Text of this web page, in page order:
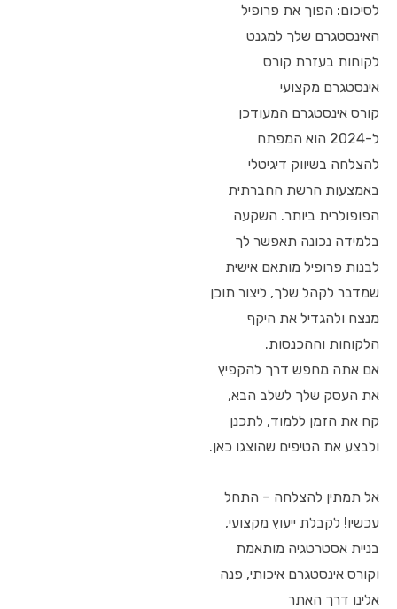
לסיכום: הפוך את פרופיל
האינסטגרם שלך למגנט
לקוחות בעזרת קורס
אינסטגרם מקצועי
קורס אינסטגרם המעודכן
ל-2024 הוא המפתח
להצלחה בשיווק דיגיטלי
באמצעות הרשת החברתית
הפופולרית ביותר. השקעה
בלמידה נכונה תאפשר לך
לבנות פרופיל מותאם אישית
שמדבר לקהל שלך, ליצור תוכן
מנצח ולהגדיל את היקף
הלקוחות וההכנסות.
אם אתה מחפש דרך להקפיץ
את העסק שלך לשלב הבא,
קח את הזמן ללמוד, לתכנן
ולבצע את הטיפים שהוצגו כאן.
אל תמתין להצלחה – התחל
עכשיו! לקבלת ייעוץ מקצועי,
בניית אסטרטגיה מותאמת
וקורס אינסטגרם איכותי, פנה
אלינו דרך האתר